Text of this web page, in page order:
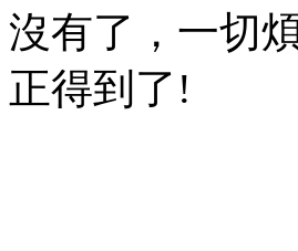
沒有了，一切
正得到了!